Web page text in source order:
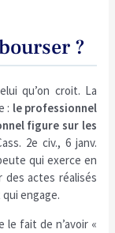
?
qu’on croit. La
: le professionnel
figure sur les
2e civ., 6 janv.
qui exerce en
actes réalisés
engage.
le fait de n’avoir «